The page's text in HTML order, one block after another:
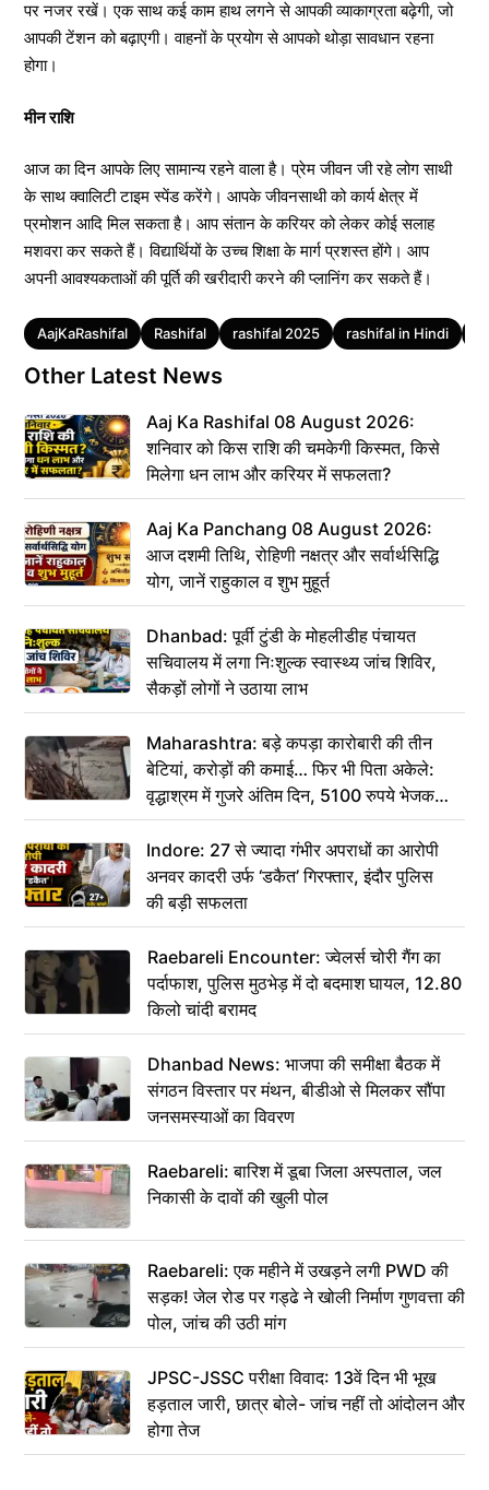
पर नजर रखें। एक साथ कई काम हाथ लगने से आपकी व्याकाग्रता बढ़ेगी, जो
आपकी टेंशन को बढ़ाएगी। वाहनों के प्रयोग से आपको थोड़ा सावधान रहना
होगा।
मीन राशि
आज का दिन आपके लिए सामान्य रहने वाला है। प्रेम जीवन जी रहे लोग साथी
के साथ क्वालिटी टाइम स्पेंड करेंगे। आपके जीवनसाथी को कार्य क्षेत्र में
प्रमोशन आदि मिल सकता है। आप संतान के करियर को लेकर कोई सलाह
मशवरा कर सकते हैं। विद्यार्थियों के उच्च शिक्षा के मार्ग प्रशस्त होंगे। आप
अपनी आवश्यकताओं की पूर्ति की खरीदारी करने की प्लानिंग कर सकते हैं।
Tags
AajKaRashifal Rashifal rashifal 2025 rashifal in Hindi
Other Latest News
Aaj Ka Rashifal 08 August 2026:
शनिवार को किस राशि की चमकेगी किस्मत, किसे
मिलेगा धन लाभ और करियर में सफलता?
Aaj Ka Panchang 08 August 2026:
आज दशमी तिथि, रोहिणी नक्षत्र और सर्वार्थसिद्धि
योग, जानें राहुकाल व शुभ मुहूर्त
Dhanbad: पूर्वी टुंडी के मोहलीडीह पंचायत
सचिवालय में लगा निःशुल्क स्वास्थ्य जांच शिविर,
सैकड़ों लोगों ने उठाया लाभ
Maharashtra: बड़े कपड़ा कारोबारी की तीन
बेटियां, करोड़ों की कमाई… फिर भी पिता अकेले:
वृद्धाश्रम में गुजरे अंतिम दिन, 5100 रुपये भेजकर
कहा– अंतिम संस्कार कर दीजिए हम नहीं आ पाएंगे
Indore: 27 से ज्यादा गंभीर अपराधों का आरोपी
अनवर कादरी उर्फ ‘डकैत’ गिरफ्तार, इंदौर पुलिस
की बड़ी सफलता
Raebareli Encounter: ज्वेलर्स चोरी गैंग का
पर्दाफाश, पुलिस मुठभेड़ में दो बदमाश घायल, 12.80
किलो चांदी बरामद
Dhanbad News: भाजपा की समीक्षा बैठक में
संगठन विस्तार पर मंथन, बीडीओ से मिलकर सौंपा
जनसमस्याओं का विवरण
Raebareli: बारिश में डूबा जिला अस्पताल, जल
निकासी के दावों की खुली पोल
Raebareli: एक महीने में उखड़ने लगी PWD की
सड़क! जेल रोड पर गड्ढे ने खोली निर्माण गुणवत्ता की
पोल, जांच की उठी मांग
JPSC-JSSC परीक्षा विवाद: 13वें दिन भी भूख
हड़ताल जारी, छात्र बोले- जांच नहीं तो आंदोलन और
होगा तेज